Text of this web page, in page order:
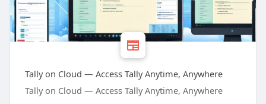
Tally on Cloud — Access Tally Anytime, Anywhere
Tally on Cloud — Access Tally Anytime, Anywhere